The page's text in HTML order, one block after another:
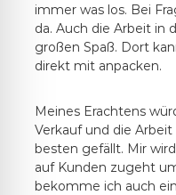
immer was los. Bei
da. Auch die Arbeit in
großen Spaß. Dort
direkt mit anpacken.
Meines Erachtens
Verkauf und die
besten gefällt. Mir
auf Kunden zugeht
bekomme ich auch